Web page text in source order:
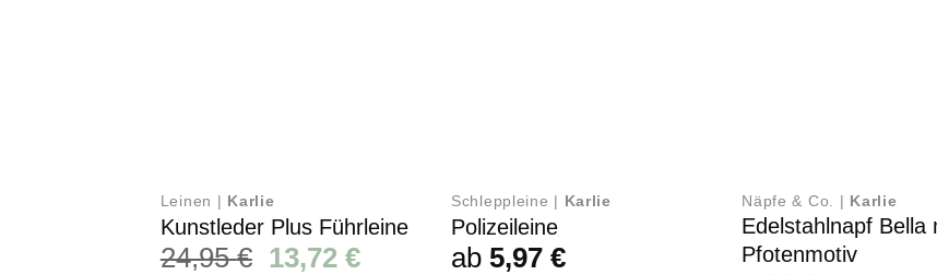
Leinen | Karlie
Kunstleder Plus Führleine
24,95€ Ursprünglicher
13,72 €Aktueller
Schleppleine | Karlie
Polizeileine
ab 5,97€
Näpfe & Co. | Karlie
Edelstahlnapf Bella
Pfotenmotiv